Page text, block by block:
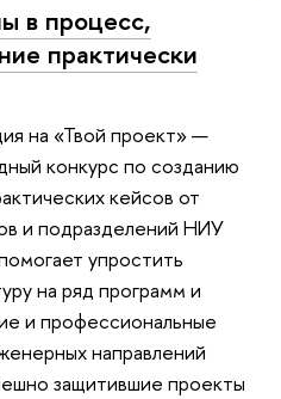
в процесс,
практически
на «Твой проект» —
конкурс по созданию
кейсов от
и подразделений НИУ
упростить
на ряд программ и
и профессиональные
направлений
защитившие проекты